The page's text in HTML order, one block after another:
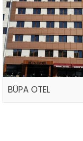
BÜPA OTEL